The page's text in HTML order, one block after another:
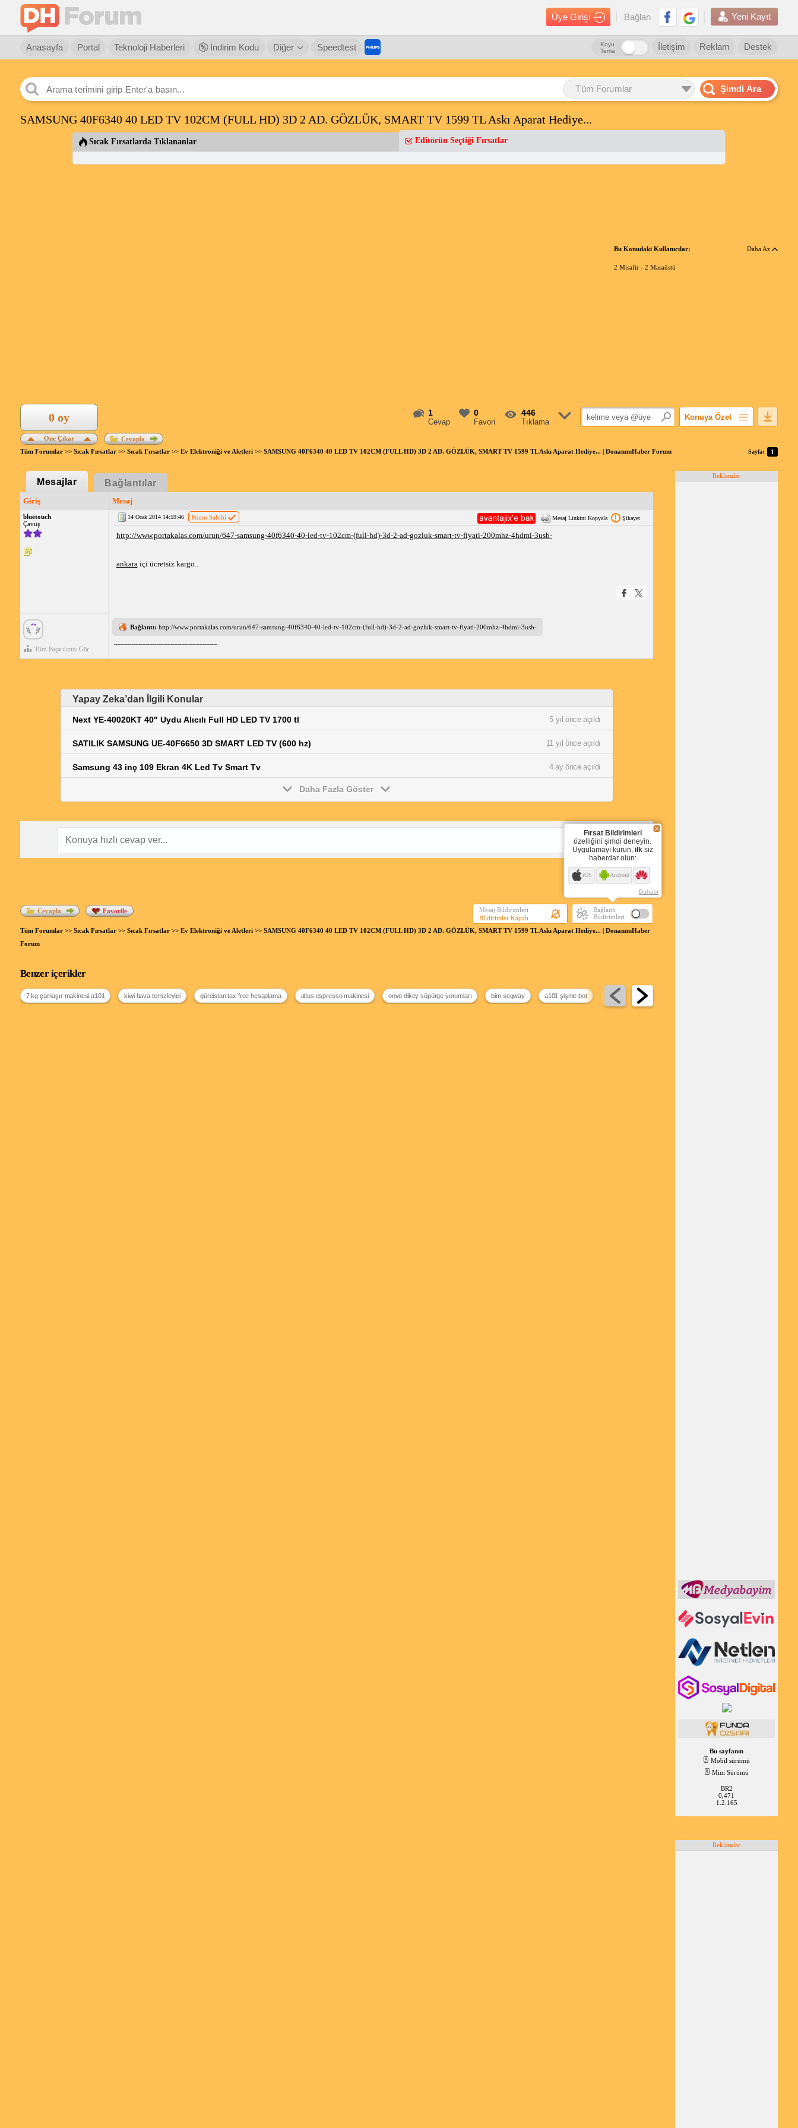
Üye Girişi Bağlan Yeni Kayıt
Anasayfa Portal Teknoloji Haberleri İndirim Kodu Diğer Speedtest Destek
Reklam
İletişim
Koyu
Tema
Tüm Forumlar Şimdi Ara
SAMSUNG 40F6340 40 LED TV 102CM (FULL HD) 3D 2 AD. GÖZLÜK, SMART TV 1599 TL Askı Aparat Hediye...
Sıcak Fırsatlarda Tıklananlar Editörün Seçtiği Fırsatlar
Bu Konudaki Kullanıcılar: Daha Az
2 Misafir - 2 Masaüstü
1
Cevap
0
Favori
446
Tıklama
Konuya Özel
Konuyu Açandan
Linkli Mesajlar
Öne Çıkar
0 oy
Cevapla
Tüm Forumlar>> Sıcak Fırsatlar>> Sıcak Fırsatlar>> Ev Elektroniği ve Aletleri>> SAMSUNG 40F6340 40 LED TV 102CM (FULL HD) 3D 2 AD. GÖZLÜK, SMART TV 1599 TL Askı Aparat Hediye... | DonanımHaber Forum Sayfa: 1
Mesajlar Bağlantılar
Giriş Mesaj
bluetouch
Çavuş
Tüm Başarılarını Gör
14 Ocak 2014 14:59:46 Konu Sahibi Mesaj Linkini Kopyala Şikayet
http://www.portakalas.com/urun/647-samsung-40f6340-40-led-tv-102cm-(full-hd)-3d-2-ad-gozluk-smart-tv-fiyati-200mhz-4hdmi-3usb-
ankaraiçi ücretsiz kargo..
Bağlantı: http://www.portakalas.com/urun/647-samsung-40f6340-40-led-tv-102cm-(full-hd)-3d-2-ad-gozluk-smart-tv-fiyati-200mhz-4hdmi-3usb-
Yapay Zeka’dan İlgili Konular
Next YE-40020KT 40" Uydu Alıcılı Full HD LED TV 1700 tl 5 yıl önce açıldı
SATILIK SAMSUNG UE-40F6650 3D SMART LED TV (600 hz) 11 yıl önce açıldı
Samsung 43 inç 109 Ekran 4K Led Tv Smart Tv 4 ay önce açıldı
Daha Fazla Göster
Cevapla
Sayfa: 1
Cevapla Favorile
Mesaj Bildirimleri
Bildirimler Kapalı
Bağlantı
Bildirimleri
Fırsat Bildirimleri
özelliğini şimdi deneyin.
Uygulamayı kurun, ilksiz
haberdar olun:
iOS Android
Dahası
Tüm Forumlar>> Sıcak Fırsatlar>> Sıcak Fırsatlar>> Ev Elektroniği ve Aletleri>> SAMSUNG 40F6340 40 LED TV 102CM (FULL HD) 3D 2 AD. GÖZLÜK, SMART TV 1599 TL Askı Aparat Hediye... | DonanımHaber
Forum
Benzer içerikler
7 kg çamaşır makinesi a101 kiwi hava temizleyici gürcistan tax free hesaplama altus espresso makinesi onvo dikey süpürge yorumları bim segway a101 şişme bot para sayma makinesi bim
Reklamlar
Bu sayfanın
Mobil sürümü
Mini Sürümü
BR2
0,471
1.2.165
Reklamlar